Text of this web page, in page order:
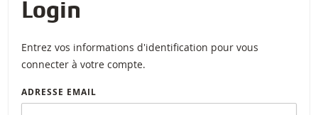
Login
Entrez vos informations d'identification pour vous
connecter à votre compte.
ADRESSE EMAIL